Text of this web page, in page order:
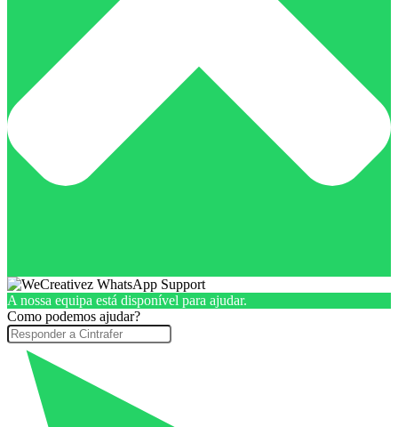
A nossa equipa está disponível para ajudar.
Como podemos ajudar?